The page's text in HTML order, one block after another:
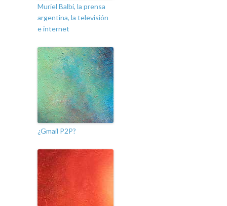
Muriel Balbi, la prensa
argentina, la televisión
e internet
¿Gmail P2P?